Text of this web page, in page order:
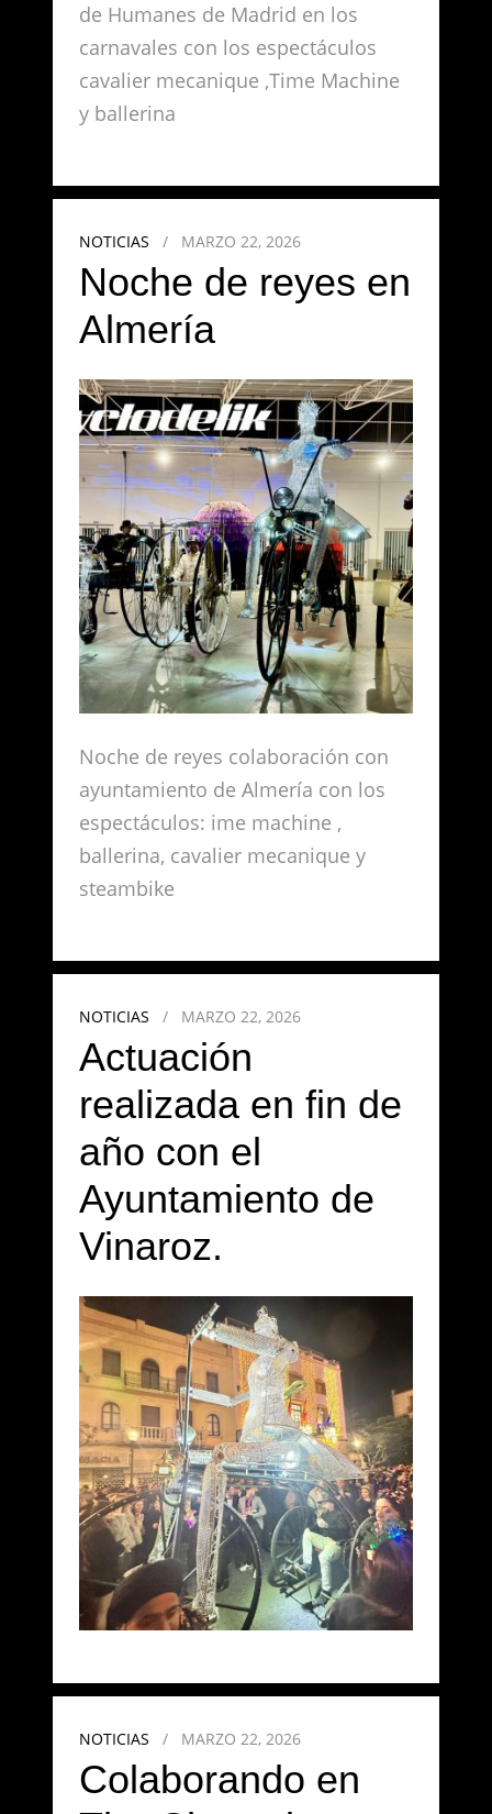
de Humanes de Madrid en los
carnavales con los espectáculos
cavalier mecanique ,Time Machine
y ballerina
NOTICIAS / MARZO 22, 2026
Noche de reyes en
Almería
Noche de reyes colaboración con
ayuntamiento de Almería con los
espectáculos: ime machine ,
ballerina, cavalier mecanique y
steambike
NOTICIAS / MARZO 22, 2026
Actuación
realizada en fin de
año con el
Ayuntamiento de
Vinaroz.
NOTICIAS / MARZO 22, 2026
Colaborando en